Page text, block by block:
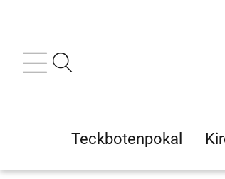
Teckbotenpokal